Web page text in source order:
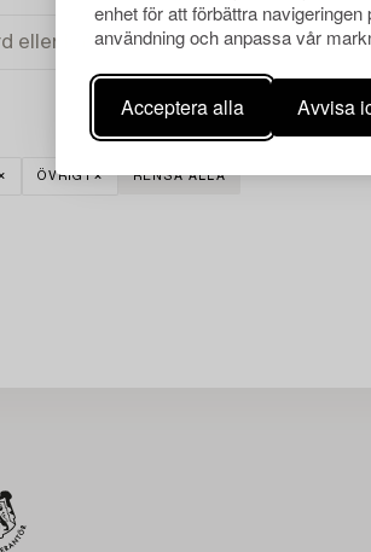
enhet för att förbättra
användning och anpassa vår
Acceptera alla Avvisa
ÖVRIGT RENSA ALLA